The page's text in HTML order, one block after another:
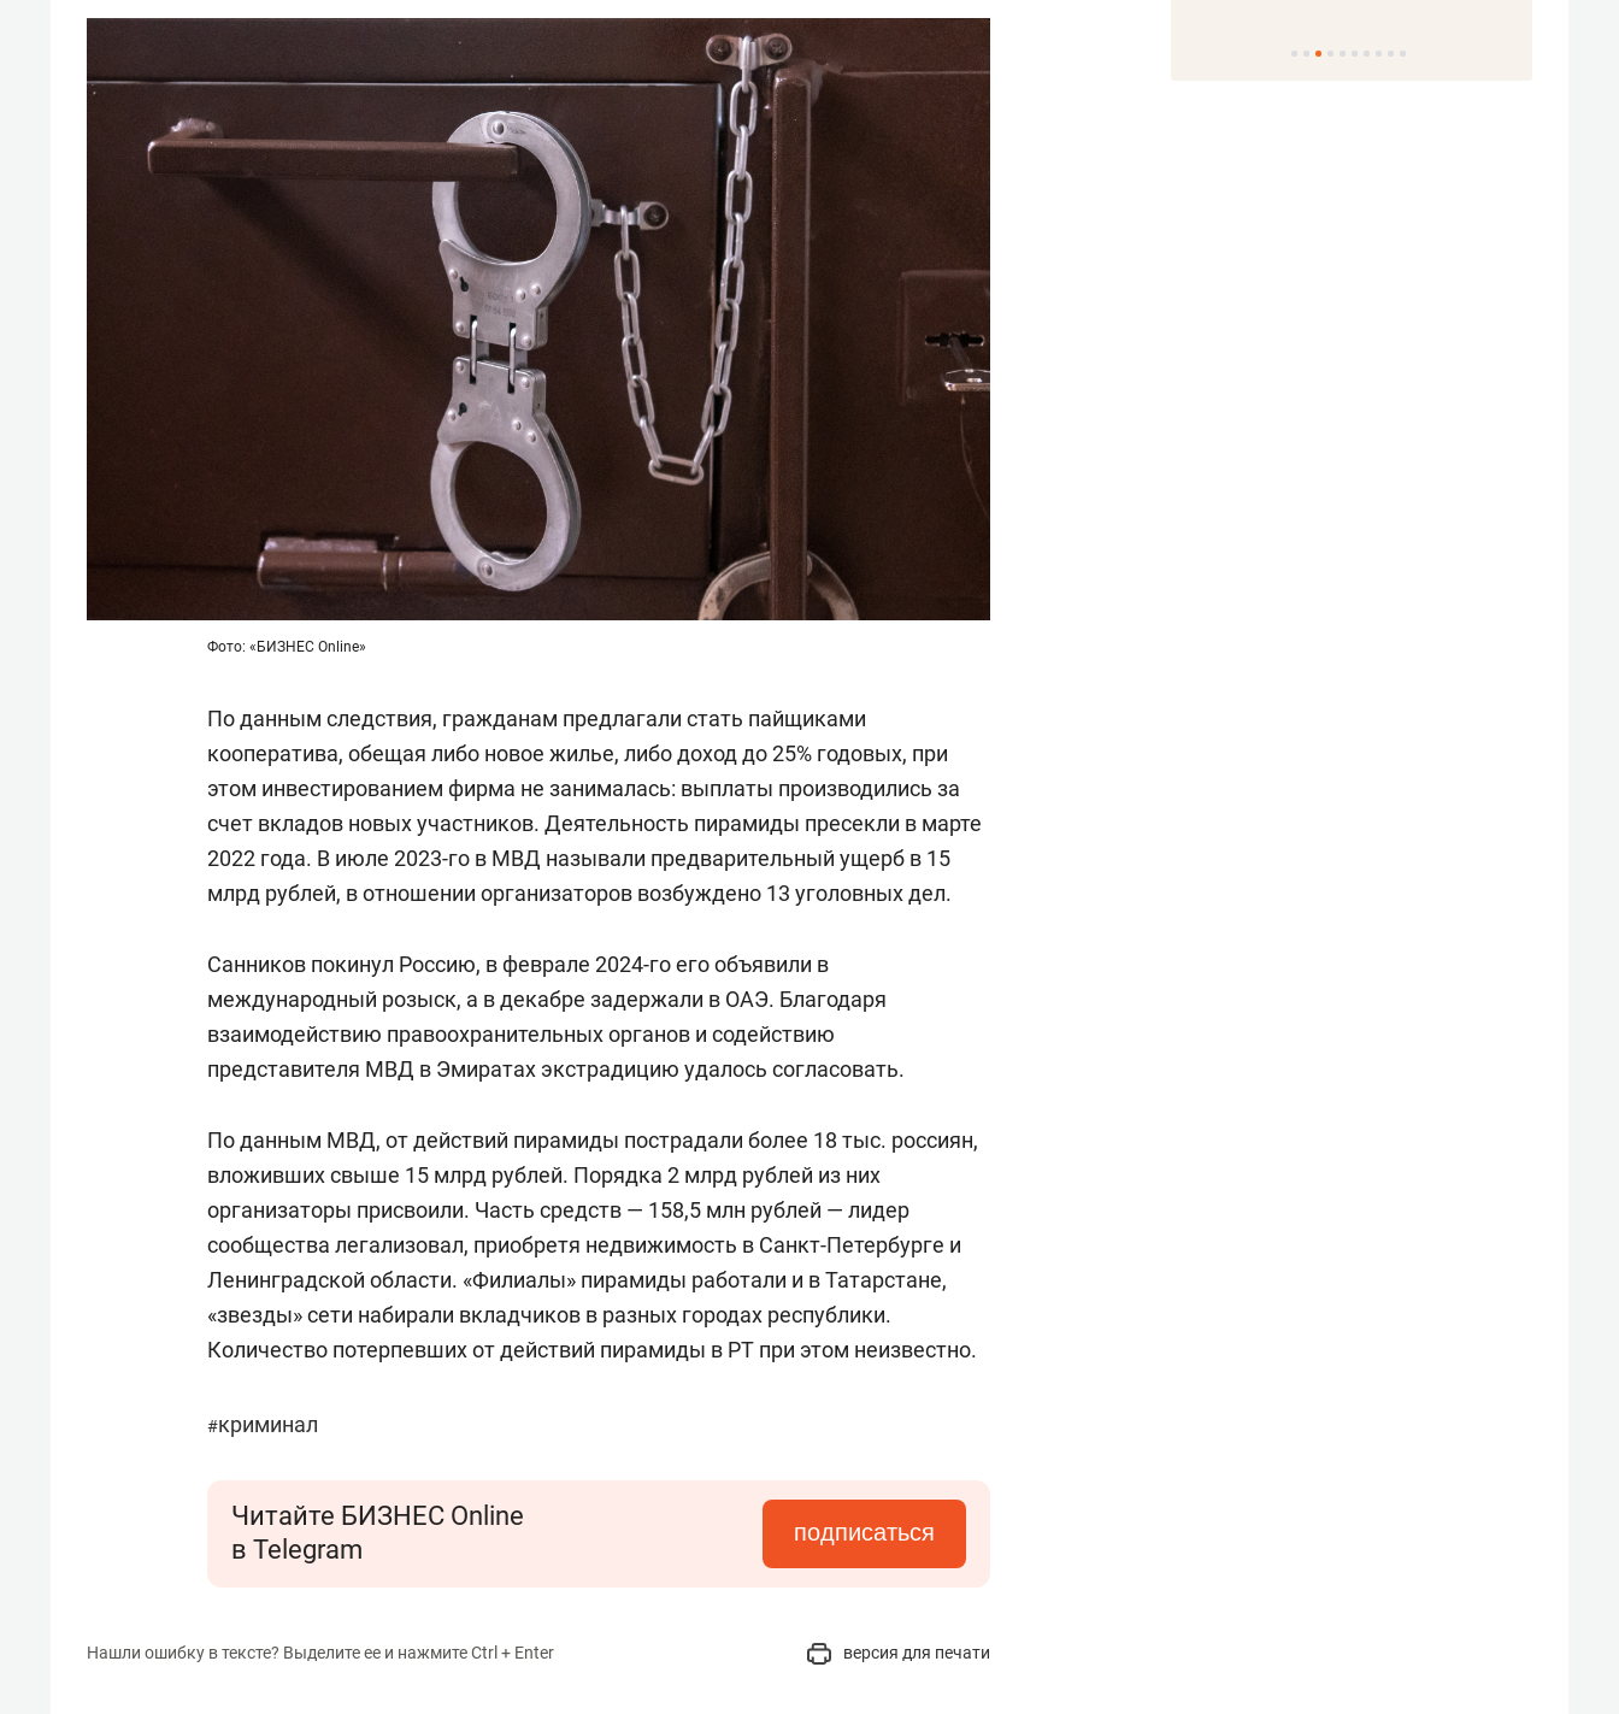
Фото: «БИЗНЕС Online»
По данным следствия, гражданам предлагали стать пайщиками
кооператива, обещая либо новое жилье, либо доход до 25% годовых, при
этом инвестированием фирма не занималась: выплаты производились за
счет вкладов новых участников. Деятельность пирамиды пресекли в марте
2022 года. В июле 2023-го в МВД называли предварительный ущерб в 15
млрд рублей, в отношении организаторов возбуждено 13 уголовных дел.
Санников покинул Россию, в феврале 2024-го его объявили в
международный розыск, а в декабре задержали в ОАЭ. Благодаря
взаимодействию правоохранительных органов и содействию
представителя МВД в Эмиратах экстрадицию удалось согласовать.
По данным МВД, от действий пирамиды пострадали более 18 тыс. россиян,
вложивших свыше 15 млрд рублей. Порядка 2 млрд рублей из них
организаторы присвоили. Часть средств — 158,5 млн рублей — лидер
сообщества легализовал, приобретя недвижимость в Санкт-Петербурге и
Ленинградской области. «Филиалы» пирамиды работали и в Татарстане,
«звезды» сети набирали вкладчиков в разных городах республики.
Количество потерпевших от действий пирамиды в РТ при этом неизвестно.
#криминал
Читайте БИЗНЕС Online
в Telegram
подписаться
Нашли ошибку в тексте? Выделите ее и нажмите Ctrl + Enter версия для печати